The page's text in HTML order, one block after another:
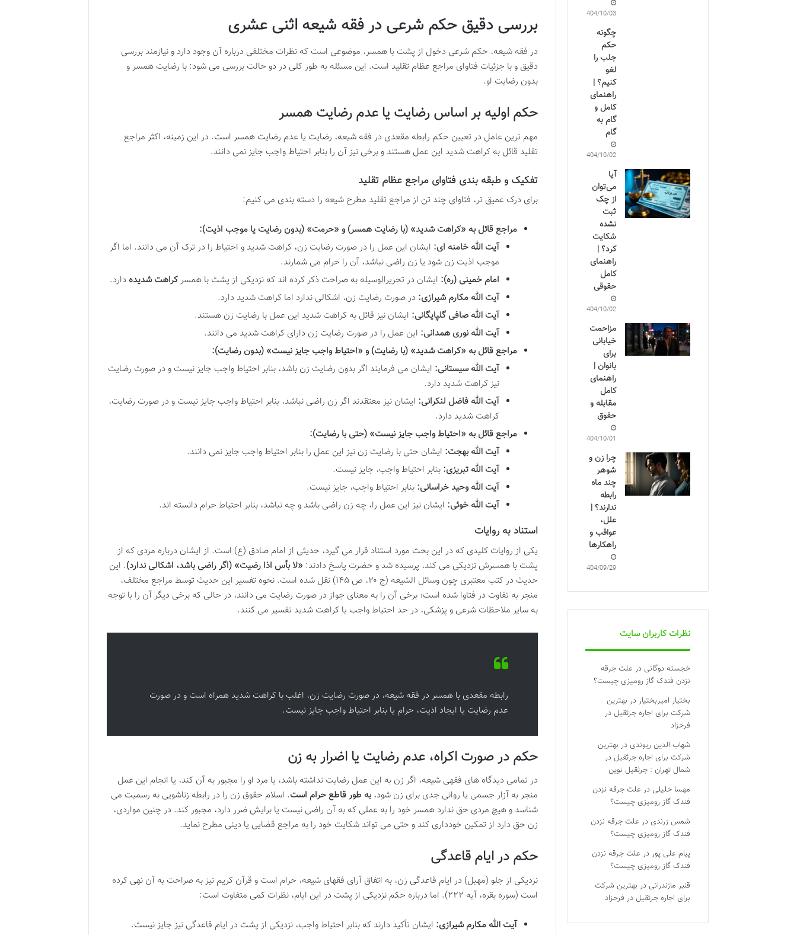
بررسی دقیق حکم شرعی در فقه شیعه اثنی عشری
در فقه شیعه، حکم شرعی دخول از پشت با همسر، موضوعی است که نظرات مختلفی درباره آن وجود دارد و نیازمند بررسی
دقیق و با جزئیات فتاوای مراجع عظام تقلید است. این مسئله به طور کلی در دو حالت بررسی می شود: با رضایت همسر و
بدون رضایت او.
حکم اولیه بر اساس رضایت یا عدم رضایت همسر
مهم ترین عامل در تعیین حکم رابطه مقعدی در فقه شیعه، رضایت یا عدم رضایت همسر است. در این زمینه، اکثر مراجع
تقلید قائل به کراهت شدید این عمل هستند و برخی نیز آن را بنابر احتیاط واجب جایز نمی دانند.
تفکیک و طبقه بندی فتاوای مراجع عظام تقلید
برای درک عمیق تر، فتاوای چند تن از مراجع تقلید مطرح شیعه را دسته بندی می کنیم:
مراجع قائل به «کراهت شدید» (با رضایت همسر) و «حرمت» (بدون رضایت یا موجب اذیت):
آیت الله خامنه ای: ایشان این عمل را در صورت رضایت زن، کراهت شدید و احتیاط را در ترک آن می دانند. اما اگر
موجب اذیت زن شود یا زن راضی نباشد، آن را حرام می شمارند.
امام خمینی (ره): ایشان در تحریرالوسیله به صراحت ذکر کرده اند که نزدیکی از پشت با همسرکراهت شدیده دارد.
آیت الله مکارم شیرازی: در صورت رضایت زن، اشکالی ندارد اما کراهت شدید دارد.
آیت الله صافی گلپایگانی: ایشان نیز قائل به کراهت شدید این عمل با رضایت زن هستند.
آیت الله نوری همدانی: این عمل را در صورت رضایت زن دارای کراهت شدید می دانند.
مراجع قائل به «کراهت شدید» (با رضایت) و «احتیاط واجب جایز نیست» (بدون رضایت):
آیت الله سیستانی: ایشان می فرمایند اگر بدون رضایت زن باشد، بنابر احتیاط واجب جایز نیست و در صورت رضایت
نیز کراهت شدید دارد.
آیت الله فاضل لنکرانی: ایشان نیز معتقدند اگر زن راضی نباشد، بنابر احتیاط واجب جایز نیست و در صورت رضایت،
کراهت شدید دارد.
مراجع قائل به «احتیاط واجب جایز نیست» (حتی با رضایت):
آیت الله بهجت: ایشان حتی با رضایت زن نیز این عمل را بنابر احتیاط واجب جایز نمی دانند.
آیت الله تبریزی: بنابر احتیاط واجب، جایز نیست.
آیت الله وحید خراسانی: بنابر احتیاط واجب، جایز نیست.
آیت الله خوئی: ایشان نیز این عمل را، چه زن راضی باشد و چه نباشد، بنابر احتیاط حرام دانسته اند.
استناد به روایات
یکی از روایات کلیدی که در این بحث مورد استناد قرار می گیرد، حدیثی از امام صادق (ع) است. از ایشان درباره مردی که از
پشت با همسرش نزدیکی می کند، پرسیده شد و حضرت پاسخ دادند: «لا بأس اذا رضیت» (اگر راضی باشد، اشکالی ندارد). این
حدیث در کتب معتبری چون وسائل الشیعه (ج ۲۰، ص ۱۴۵) نقل شده است. نحوه تفسیر این حدیث توسط مراجع مختلف،
منجر به تفاوت در فتاوا شده است؛ برخی آن را به معنای جواز در صورت رضایت می دانند، در حالی که برخی دیگر آن را با توجه
به سایر ملاحظات شرعی و پزشکی، در حد احتیاط واجب یا کراهت شدید تفسیر می کنند.
رابطه مقعدی با همسر در فقه شیعه، در صورت رضایت زن، اغلب با کراهت شدید همراه است و در صورت
عدم رضایت یا ایجاد اذیت، حرام یا بنابر احتیاط واجب جایز نیست.
حکم در صورت اکراه، عدم رضایت یا اضرار به زن
در تمامی دیدگاه های فقهی شیعه، اگر زن به این عمل رضایت نداشته باشد، یا مرد او را مجبور به آن کند، یا انجام این عمل
منجر به آزار جسمی یا روانی جدی برای زن شود،به طور قاطع حرام است. اسلام حقوق زن را در رابطه زناشویی به رسمیت می
شناسد و هیچ مردی حق ندارد همسر خود را به عملی که به آن راضی نیست یا برایش ضرر دارد، مجبور کند. در چنین مواردی،
زن حق دارد از تمکین خودداری کند و حتی می تواند شکایت خود را به مراجع قضایی یا دینی مطرح نماید.
حکم در ایام قاعدگی
نزدیکی از جلو (مهبل) در ایام قاعدگی زن، به اتفاق آرای فقهای شیعه، حرام است و قرآن کریم نیز به صراحت به آن نهی کرده
است (سوره بقره، آیه ۲۲۲). اما درباره حکم نزدیکی از پشت در این ایام، نظرات کمی متفاوت است:
آیت الله مکارم شیرازی: ایشان تأکید دارند که بنابر احتیاط واجب، نزدیکی از پشت در ایام قاعدگی نیز جایز نیست.
1404/10/03
چگونه
حکم
جلب را
لغو
کنیم؟ |
راهنمای
کامل و
گام به
گام
1404/10/02
آیا
می‌توان
از چک
ثبت
نشده
شکایت
کرد؟ |
راهنمای
کامل
حقوقی
1404/10/02
مزاحمت
خیابانی
برای
بانوان |
راهنمای
کامل
مقابله و
حقوق
1404/10/01
چرا زن و
شوهر
چند ماه
رابطه
ندارند؟ |
علل،
عواقب و
راهکارها
1404/09/29
نظرات کاربران سایت
خجسته دوگانی در علت جرقه
نزدن فندک گاز رومیزی چیست؟
بختیار امیربختیار در بهترین
شرکت برای اجاره جرثقیل در
فرحزاد
شهاب الدین ریوندی در بهترین
شرکت برای اجاره جرثقیل در
شمال تهران : جرثقیل نوین
مهسا خلیلی در علت جرقه نزدن
فندک گاز رومیزی چیست؟
شمس زرندی در علت جرقه نزدن
فندک گاز رومیزی چیست؟
پیام علی پور در علت جرقه نزدن
فندک گاز رومیزی چیست؟
قنبر مازندرانی در بهترین شرکت
برای اجاره جرثقیل در فرحزاد